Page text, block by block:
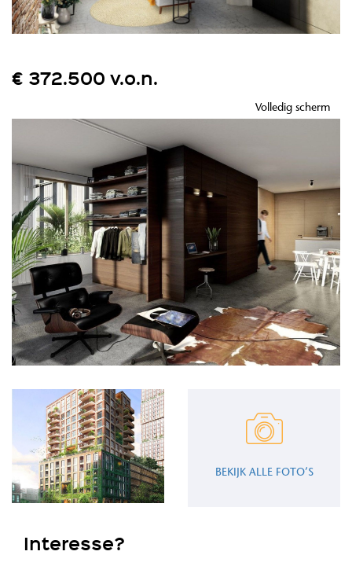
€ 372.500 v.o.n.
Volledig scherm
BEKIJK ALLE FOTO’S
Interesse?